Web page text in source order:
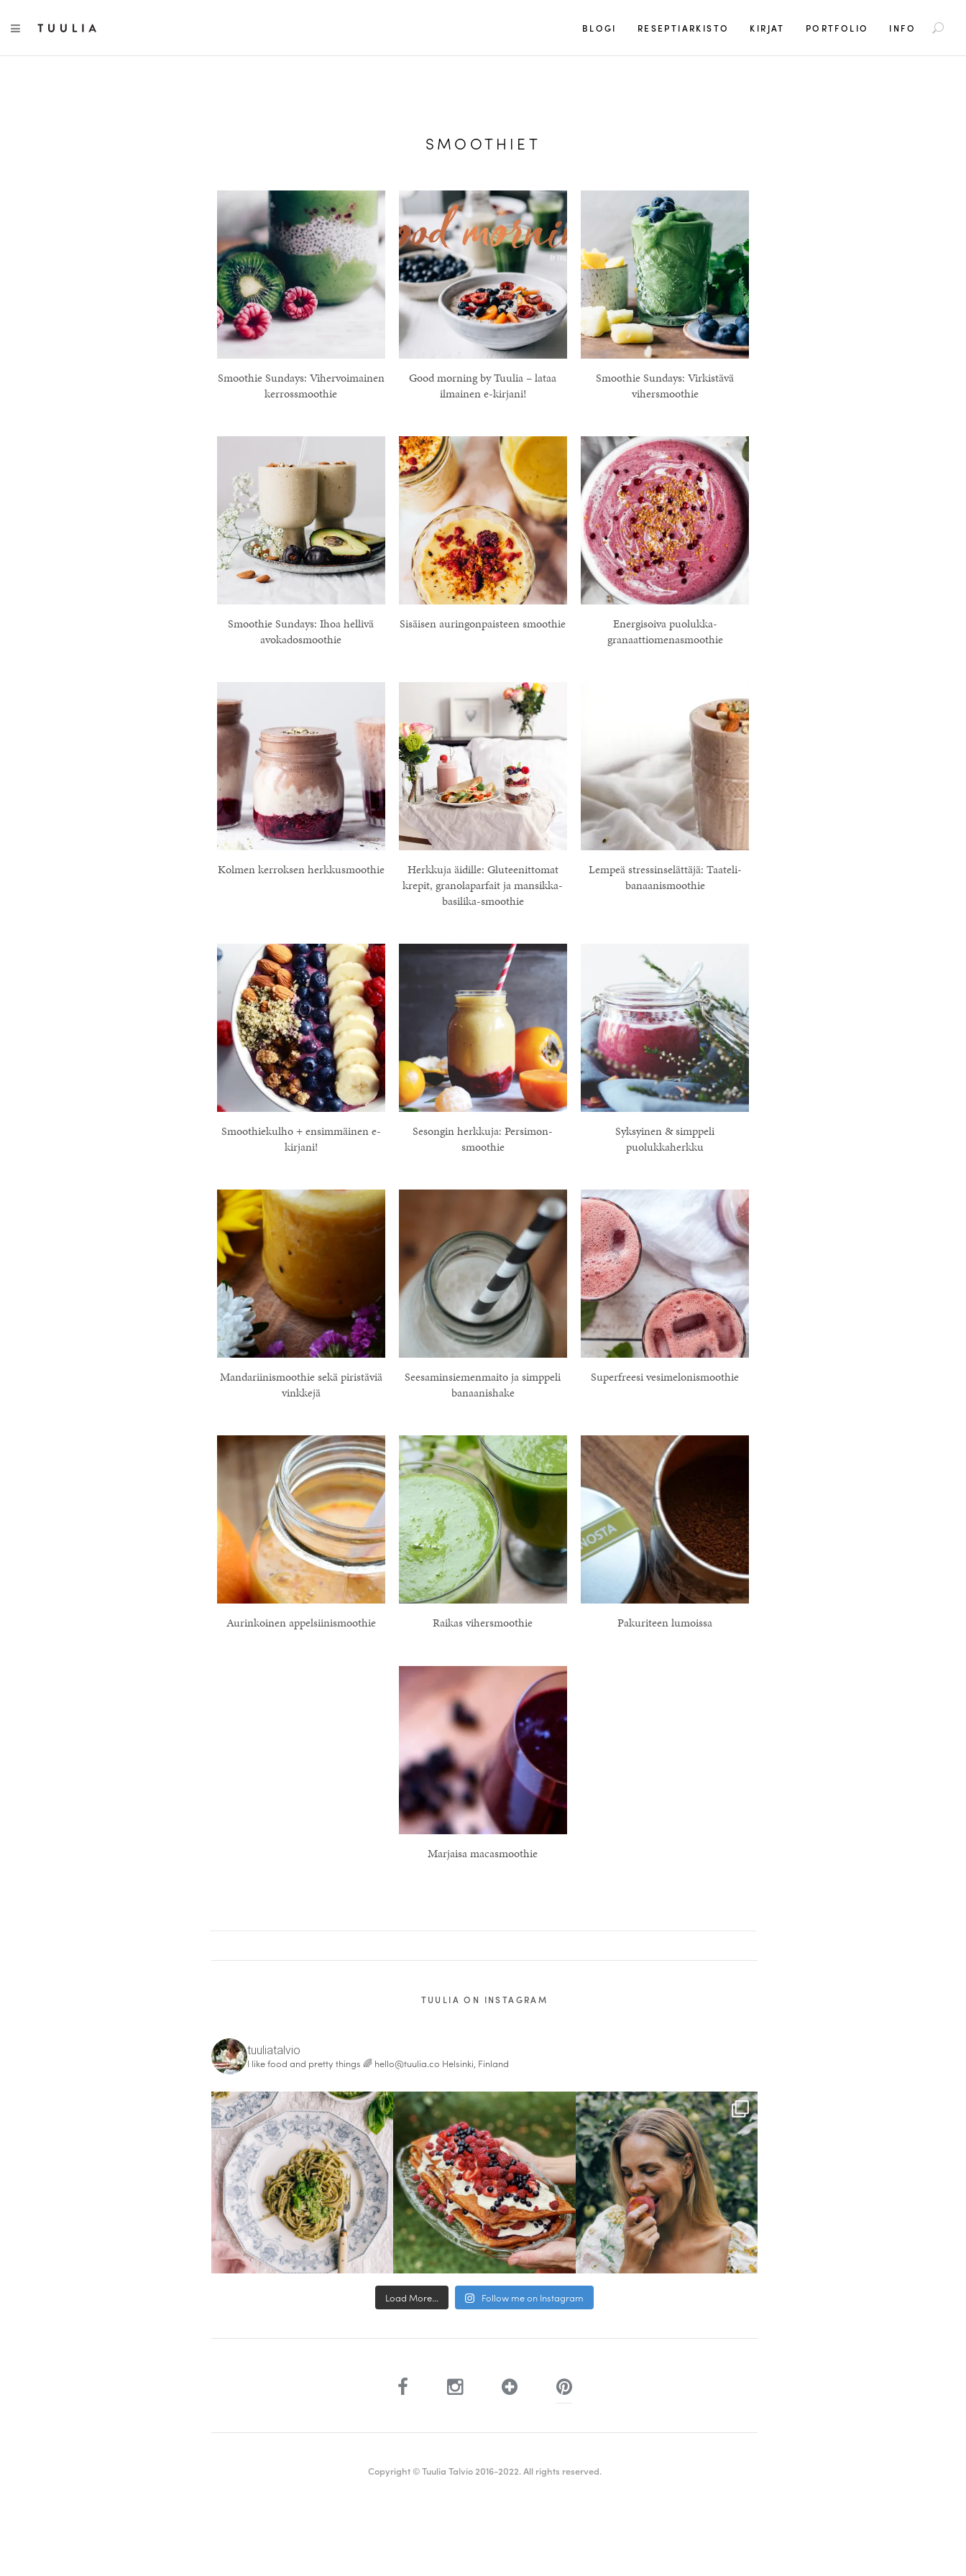
a
TOGGLE NAVIGATION BLOGI RESEPTIARKISTO KIRJAT PORTFOLIO INFO
SMOOTHIET
Smoothie Sundays: Vihervoimainen
kerrossmoothie
Good morning by Tuulia – lataa
ilmainen e-kirjani!
Smoothie Sundays: Virkistävä
vihersmoothie
Smoothie Sundays: Ihoa hellivä
avokadosmoothie
Sisäisen auringonpaisteen smoothie
Energisoiva puolukka-
granaattiomenasmoothie
Kolmen kerroksen herkkusmoothie
Herkkuja äidille: Gluteenittomat
krepit, granolaparfait ja mansikka-
basilika-smoothie
Lempeä stressinselättäjä: Taateli-
banaanismoothie
Smoothiekulho + ensimmäinen e-
kirjani!
Sesongin herkkuja: Persimon-
smoothie
Syksyinen & simppeli
puolukkaherkku
Mandariinismoothie sekä piristäviä
vinkkejä
Seesaminsiemenmaito ja simppeli
banaanishake
Superfreesi vesimelonismoothie
Aurinkoinen appelsiinismoothie Raikas vihersmoothie Pakuriteen lumoissa
Marjaisa macasmoothie
TUULIA ON INSTAGRAM
tuuliatalvio
I like food and pretty things 🌈 hello@tuulia.co Helsinki, Finland
Load More... Follow me on Instagram
Copyright © Tuulia Talvio 2016-2022. All rights reserved.